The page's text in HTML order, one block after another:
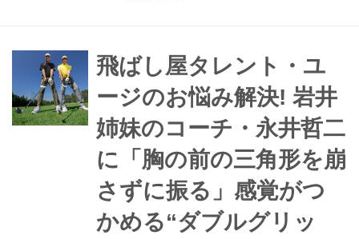
の2回に分けてご紹介。【2回中1回
飛ばし屋タレント・ユ
ージのお悩み解決! 岩井
姉妹のコーチ・永井哲二
に「胸の前の三角形を崩
さずに振る」感覚がつ
かめる“ダブルグリッ